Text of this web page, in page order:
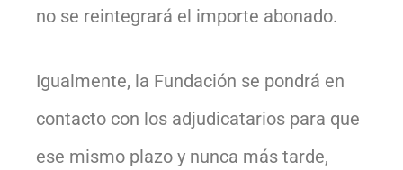
no se reintegrará el importe abonado.
Igualmente, la Fundación se pondrá en
contacto con los adjudicatarios para que
ese mismo plazo y nunca más tarde,